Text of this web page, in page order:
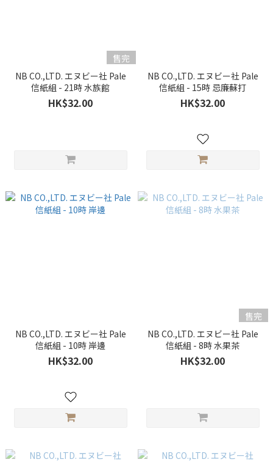
售完
NB CO.,LTD. エヌビー社 Pale
信紙組 - 21時 水族館
HK$32.00
NB CO.,LTD. エヌビー社 Pale
信紙組 - 15時 忌廉蘇打
HK$32.00
NB CO.,LTD. エヌビー社 Pale
信紙組 - 10時 岸邊
HK$32.00
售完
NB CO.,LTD. エヌビー社 Pale
信紙組 - 8時 水果茶
HK$32.00